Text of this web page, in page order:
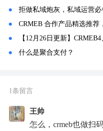
拒做私域炮灰，私域运营
CRMEB 合作产品精选推荐
【12月26日更新】CRMEB4、
什么是聚合支付？
1条留言
王帅
怎么，crmeb也做扫